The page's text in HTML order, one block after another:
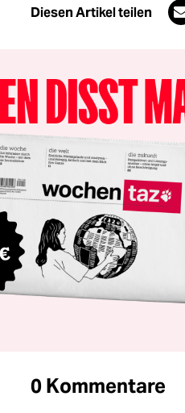
Diesen Artikel teilen
0 Kommentare